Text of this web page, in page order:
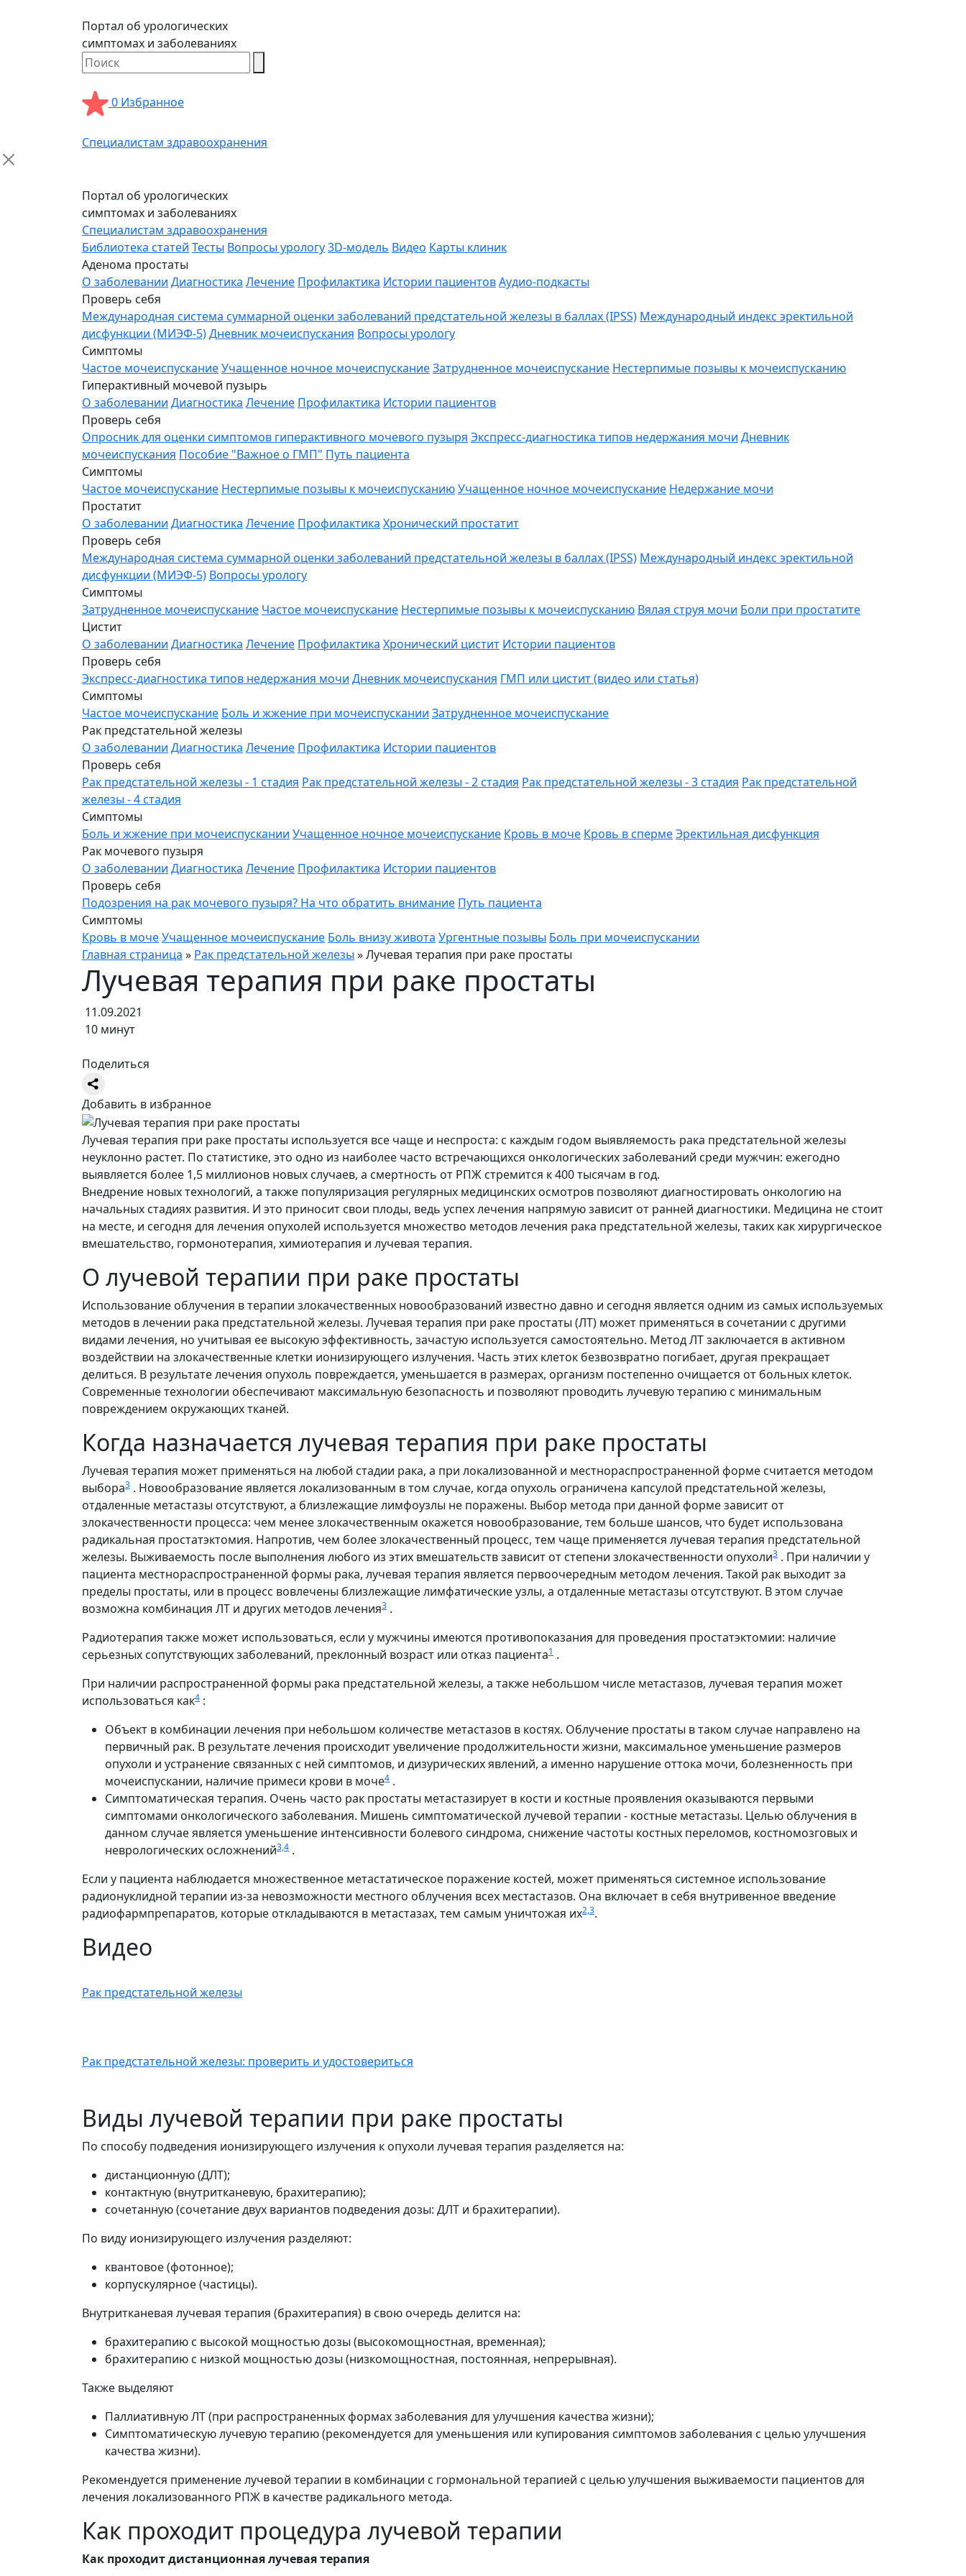
Портал об урологических
симптомах и заболеваниях
0 Избранное
Специалистам здравоохранения
Портал об урологических
симптомах и заболеваниях
Специалистам здравоохранения
Библиотека статей Тесты Вопросы урологу3D-модель Видео Карты клиник
Аденома простаты
О заболевании Диагностика Лечение Профилактика Истории пациентовАудио-подкасты
Проверь себя
Международная система суммарной оценки заболеваний предстательной железы в баллах (IPSS) Международный индекс эректильной
дисфункции (МИЭФ-5)Дневник мочеиспускания Вопросы урологу
Симптомы
Частое мочеиспусканиеУчащенное ночное мочеиспусканиеЗатрудненное мочеиспускание Нестерпимые позывы к мочеиспусканию
Гиперактивный мочевой пузырь
О заболевании Диагностика Лечение Профилактика Истории пациентов
Проверь себя
Опросник для оценки симптомов гиперактивного мочевого пузыря Экспресс-диагностика типов недержания мочи Дневник
мочеиспускания Пособие "Важное о ГМП" Путь пациента
Симптомы
Частое мочеиспускание Нестерпимые позывы к мочеиспусканиюУчащенное ночное мочеиспускание Недержание мочи
Простатит
О заболевании Диагностика Лечение Профилактика Хронический простатит
Проверь себя
Международная система суммарной оценки заболеваний предстательной железы в баллах (IPSS) Международный индекс эректильной
дисфункции (МИЭФ-5) Вопросы урологу
Симптомы
Затрудненное мочеиспускание Частое мочеиспускание Нестерпимые позывы к мочеиспусканию Вялая струя мочи Боли при простатите
Цистит
О заболевании Диагностика Лечение Профилактика Хронический цистит Истории пациентов
Проверь себя
Экспресс-диагностика типов недержания мочи Дневник мочеиспускания ГМП или цистит (видео или статья)
Симптомы
Частое мочеиспускание Боль и жжение при мочеиспускании Затрудненное мочеиспускание
Рак предстательной железы
О заболевании Диагностика Лечение Профилактика Истории пациентов
Проверь себя
Рак предстательной железы - 1 стадия Рак предстательной железы - 2 стадия Рак предстательной железы - 3 стадия Рак предстательной
железы - 4 стадия
Симптомы
Боль и жжение при мочеиспускании Учащенное ночное мочеиспускание Кровь в моче Кровь в спермеЭректильная дисфункция
Рак мочевого пузыря
О заболевании Диагностика Лечение Профилактика Истории пациентов
Проверь себя
Подозрения на рак мочевого пузыря? На что обратить внимание Путь пациента
Симптомы
Кровь в мочеУчащенное мочеиспускание Боль внизу живота Ургентные позывы Боль при мочеиспускании
Главная страница » Рак предстательной железы »Лучевая терапия при раке простаты
Лучевая терапия при раке простаты
11.09.2021
10 минут
Поделиться
Добавить в избранное
Лучевая терапия при раке простаты используется все чаще и неспроста: с каждым годом выявляемость рака предстательной железы
неуклонно растет. По статистике, это одно из наиболее часто встречающихся онкологических заболеваний среди мужчин: ежегодно
выявляется более 1,5 миллионов новых случаев, а смертность от РПЖ стремится к 400 тысячам в год.
Внедрение новых технологий, а также популяризация регулярных медицинских осмотров позволяют диагностировать онкологию на
начальных стадиях развития. И это приносит свои плоды, ведь успех лечения напрямую зависит от ранней диагностики. Медицина не стоит
на месте, и сегодня для лечения опухолей используется множество методов лечения рака предстательной железы, таких как хирургическое
вмешательство, гормонотерапия, химиотерапия и лучевая терапия.
О лучевой терапии при раке простаты
Использование облучения в терапии злокачественных новообразований известно давно и сегодня является одним из самых используемых
методов в лечении рака предстательной железы. Лучевая терапия при раке простаты (ЛТ) может применяться в сочетании с другими
видами лечения, но учитывая ее высокую эффективность, зачастую используется самостоятельно. Метод ЛТ заключается в активном
воздействии на злокачественные клетки ионизирующего излучения. Часть этих клеток безвозвратно погибает, другая прекращает
делиться. В результате лечения опухоль повреждается, уменьшается в размерах, организм постепенно очищается от больных клеток.
Современные технологии обеспечивают максимальную безопасность и позволяют проводить лучевую терапию с минимальным
повреждением окружающих тканей.
Когда назначается лучевая терапия при раке простаты
Лучевая терапия может применяться на любой стадии рака, а при локализованной и местнораспространенной форме считается методом
выбора3 . Новообразование является локализованным в том случае, когда опухоль ограничена капсулой предстательной железы,
отдаленные метастазы отсутствуют, а близлежащие лимфоузлы не поражены. Выбор метода при данной форме зависит от
злокачественности процесса: чем менее злокачественным окажется новообразование, тем больше шансов, что будет использована
радикальная простатэктомия. Напротив, чем более злокачественный процесс, тем чаще применяется лучевая терапия предстательной
железы. Выживаемость после выполнения любого из этих вмешательств зависит от степени злокачественности опухоли3 . При наличии у
пациента местнораспространенной формы рака, лучевая терапия является первоочередным методом лечения. Такой рак выходит за
пределы простаты, или в процесс вовлечены близлежащие лимфатические узлы, а отдаленные метастазы отсутствуют. В этом случае
возможна комбинация ЛТ и других методов лечения3 .
Радиотерапия также может использоваться, если у мужчины имеются противопоказания для проведения простатэктомии: наличие
серьезных сопутствующих заболеваний, преклонный возраст или отказ пациента1 .
При наличии распространенной формы рака предстательной железы, а также небольшом числе метастазов, лучевая терапия может
использоваться как4 :
Объект в комбинации лечения при небольшом количестве метастазов в костях. Облучение простаты в таком случае направлено на
первичный рак. В результате лечения происходит увеличение продолжительности жизни, максимальное уменьшение размеров
опухоли и устранение связанных с ней симптомов, и дизурических явлений, а именно нарушение оттока мочи, болезненность при
мочеиспускании, наличие примеси крови в моче4 .
Симптоматическая терапия. Очень часто рак простаты метастазирует в кости и костные проявления оказываются первыми
симптомами онкологического заболевания. Мишень симптоматической лучевой терапии - костные метастазы. Целью облучения в
данном случае является уменьшение интенсивности болевого синдрома, снижение частоты костных переломов, костномозговых и
неврологических осложнений3,4 .
Если у пациента наблюдается множественное метастатическое поражение костей, может применяться системное использование
радионуклидной терапии из-за невозможности местного облучения всех местастазов. Она включает в себя внутривенное введение
радиофармпрепаратов, которые откладываются в метастазах, тем самым уничтожая их2,3.
Видео
Рак предстательной железы
Рак предстательной железы: проверить и удостовериться
Виды лучевой терапии при раке простаты
По способу подведения ионизирующего излучения к опухоли лучевая терапия разделяется на:
дистанционную (ДЛТ);
контактную (внутритканевую, брахитерапию);
сочетанную (сочетание двух вариантов подведения дозы: ДЛТ и брахитерапии).
По виду ионизирующего излучения разделяют:
квантовое (фотонное);
корпускулярное (частицы).
Внутритканевая лучевая терапия (брахитерапия) в свою очередь делится на:
брахитерапию с высокой мощностью дозы (высокомощностная, временная);
брахитерапию с низкой мощностью дозы (низкомощностная, постоянная, непрерывная).
Также выделяют
Паллиативную ЛТ (при распространенных формах заболевания для улучшения качества жизни);
Симптоматическую лучевую терапию (рекомендуется для уменьшения или купирования симптомов заболевания с целью улучшения
качества жизни).
Рекомендуется применение лучевой терапии в комбинации с гормональной терапией с целью улучшения выживаемости пациентов для
лечения локализованного РПЖ в качестве радикального метода.
Как проходит процедура лучевой терапии
Как проходит дистанционная лучевая терапия